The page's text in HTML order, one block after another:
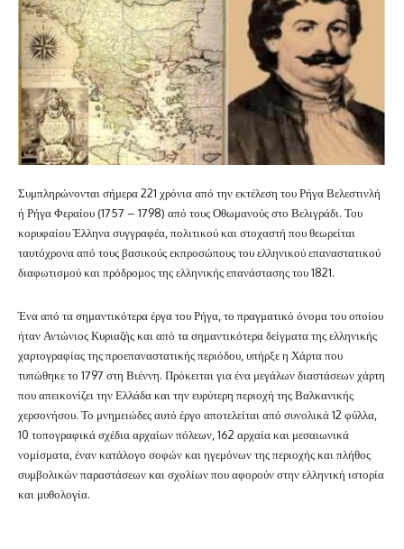
Συμπληρώνονται σήμερα 221 χρόνια από την εκτέλεση του Ρήγα Βελεστινλή
ή Ρήγα Φεραίου (1757 – 1798) από τους Οθωμανούς στο Βελιγράδι. Του
κορυφαίου Έλληνα συγγραφέα, πολιτικού και στοχαστή που θεωρείται
ταυτόχρονα από τους βασικούς εκπροσώπους του ελληνικού επαναστατικού
διαφωτισμού και πρόδρομος της ελληνικής επανάστασης του 1821.
Ένα από τα σημαντικότερα έργα του Ρήγα, το πραγματικό όνομα του οποίου
ήταν Αντώνιος Κυριαζής και από τα σημαντικότερα δείγματα της ελληνικής
χαρτογραφίας της προεπαναστατικής περιόδου, υπήρξε η Χάρτα που
τυπώθηκε το 1797 στη Βιέννη. Πρόκειται για ένα μεγάλων διαστάσεων χάρτη
που απεικονίζει την Ελλάδα και την ευρύτερη περιοχή της Βαλκανικής
χερσονήσου. Το μνημειώδες αυτό έργο αποτελείται από συνολικά 12 φύλλα,
10 τοπογραφικά σχέδια αρχαίων πόλεων, 162 αρχαία και μεσαιωνικά
νομίσματα, έναν κατάλογο σοφών και ηγεμόνων της περιοχής και πλήθος
συμβολικών παραστάσεων και σχολίων που αφορούν στην ελληνική ιστορία
και μυθολογία.